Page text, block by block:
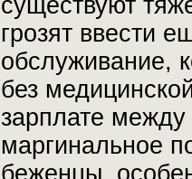
существуют
грозят ввести
обслуживание,
без
зарплате
маргинальное
беженцы,